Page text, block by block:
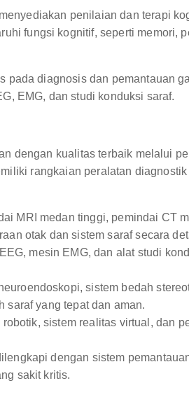
penilaian dan terapi
fungsi kognitif, seperti memori,
pada diagnosis dan pemantauan
EMG, dan studi konduksi saraf.
dengan kualitas terbaik melalui
rangkaian peralatan
MRI medan tinggi, pemindai CT
otak dan sistem saraf secara
mesin EMG, dan alat studi
sistem bedah
saraf yang tepat dan aman.
sistem realitas virtual, dan
dengan sistem
sakit kritis.